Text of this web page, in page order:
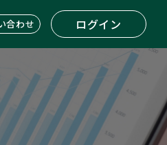
合わせ ログイン